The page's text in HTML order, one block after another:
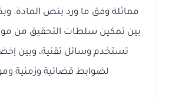
مماثلة وفق ما ورد بنص المادة.
بين تمكين سلطات التحقيق من
تستخدم وسائل تقنية، وبين
لضوابط قضائية وزمنية